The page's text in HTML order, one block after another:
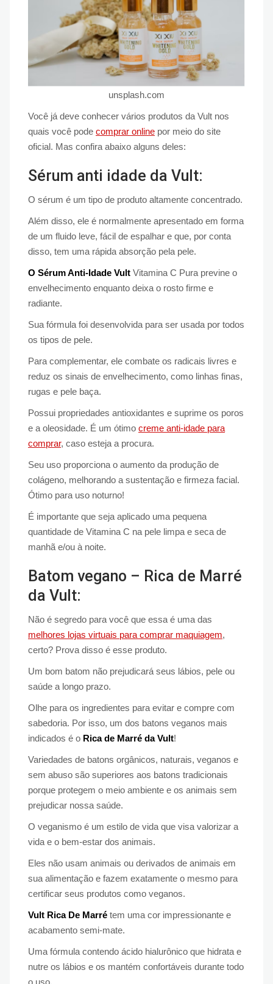
unsplash.com
Você já deve conhecer vários produtos da Vult nos
quais você pode comprar online por meio do site
oficial. Mas confira abaixo alguns deles:
Sérum anti idade da Vult:
O sérum é um tipo de produto altamente concentrado.
Além disso, ele é normalmente apresentado em forma
de um fluido leve, fácil de espalhar e que, por conta
disso, tem uma rápida absorção pela pele.
O Sérum Anti-Idade Vult Vitamina C Pura previne o
envelhecimento enquanto deixa o rosto firme e
radiante.
Sua fórmula foi desenvolvida para ser usada por todos
os tipos de pele.
Para complementar, ele combate os radicais livres e
reduz os sinais de envelhecimento, como linhas finas,
rugas e pele baça.
Possui propriedades antioxidantes e suprime os poros
e a oleosidade. É um ótimo creme anti-idade para
comprar, caso esteja a procura.
Seu uso proporciona o aumento da produção de
colágeno, melhorando a sustentação e firmeza facial.
Ótimo para uso noturno!
É importante que seja aplicado uma pequena
quantidade de Vitamina C na pele limpa e seca de
manhã e/ou à noite.
Batom vegano – Rica de Marré
da Vult:
Não é segredo para você que essa é uma das
melhores lojas virtuais para comprar maquiagem,
certo? Prova disso é esse produto.
Um bom batom não prejudicará seus lábios, pele ou
saúde a longo prazo.
Olhe para os ingredientes para evitar e compre com
sabedoria. Por isso, um dos batons veganos mais
indicados é o Rica de Marré da Vult!
Variedades de batons orgânicos, naturais, veganos e
sem abuso são superiores aos batons tradicionais
porque protegem o meio ambiente e os animais sem
prejudicar nossa saúde.
O veganismo é um estilo de vida que visa valorizar a
vida e o bem-estar dos animais.
Eles não usam animais ou derivados de animais em
sua alimentação e fazem exatamente o mesmo para
certificar seus produtos como veganos.
Vult Rica De Marré tem uma cor impressionante e
acabamento semi-mate.
Uma fórmula contendo ácido hialurônico que hidrata e
nutre os lábios e os mantém confortáveis ​​durante todo
o uso.